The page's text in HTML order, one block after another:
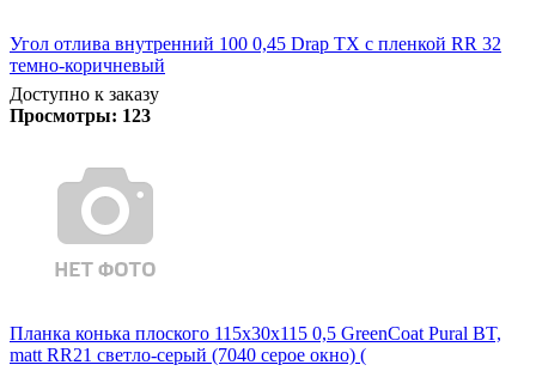
Угол отлива внутренний 100 0,45 Drap TX с пленкой RR 32
темно-коричневый
Доступно к заказу
Просмотры: 123
Планка конька плоского 115х30х115 0,5 GreenCoat Pural BT,
matt RR21 светло-серый (7040 серое окно) (